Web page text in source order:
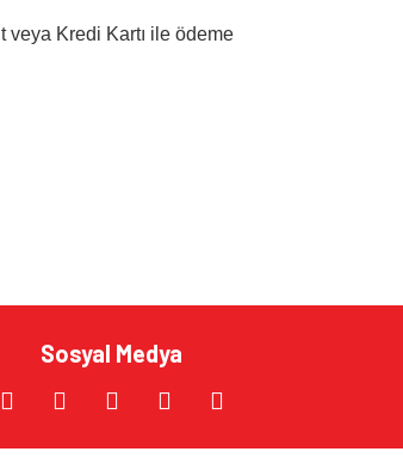
veya Kredi Kartı ile ödeme
Sosyal Medya